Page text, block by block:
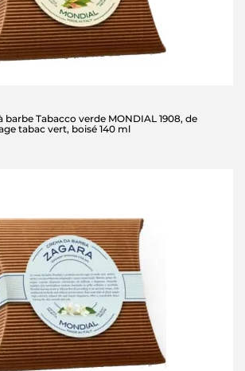
barbe Tabacco verde MONDIAL 1908, de
tabac vert, boisé 140 ml